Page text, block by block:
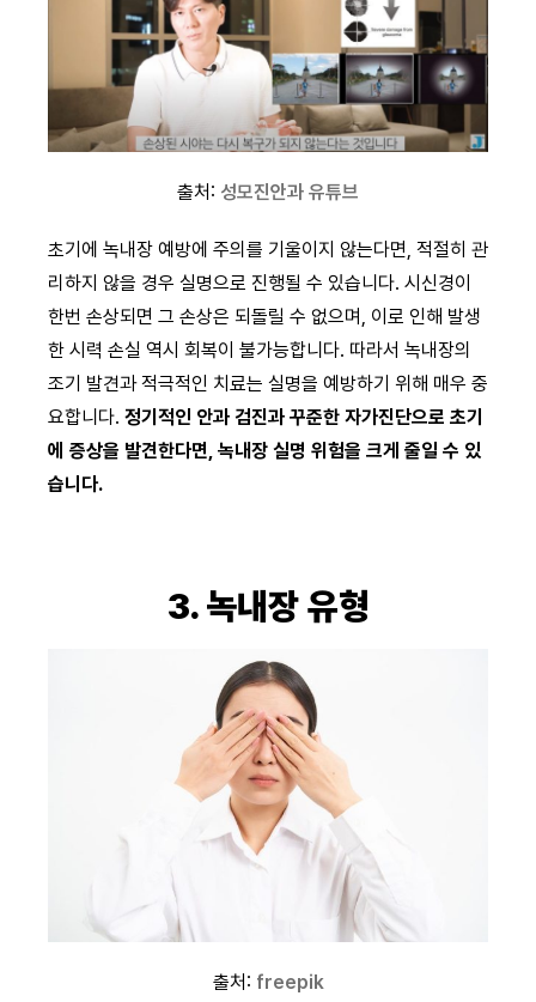
출처: 성모진안과 유튜브
초기에 녹내장 예방에 주의를 기울이지 않는다면, 적절히 관
리하지 않을 경우 실명으로 진행될 수 있습니다. 시신경이
한번 손상되면 그 손상은 되돌릴 수 없으며, 이로 인해 발생
한 시력 손실 역시 회복이 불가능합니다. 따라서 녹내장의
조기 발견과 적극적인 치료는 실명을 예방하기 위해 매우 중
요합니다. 정기적인 안과 검진과 꾸준한 자가진단으로 초기
에 증상을 발견한다면, 녹내장 실명 위험을 크게 줄일 수 있
습니다.
3. 녹내장 유형
출처: freepik